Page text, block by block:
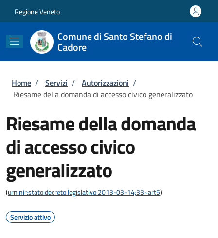
Regione Veneto
Comune di Santo Stefano di
Cadore
Briciole di pane
Home / Servizi / Autorizzazioni /
Riesame della domanda di accesso civico generalizzato
Riesame della domanda
di accesso civico
generalizzato
(urn:nir:stato:decreto.legislativo:2013-03-14;33~art5)
Servizio attivo